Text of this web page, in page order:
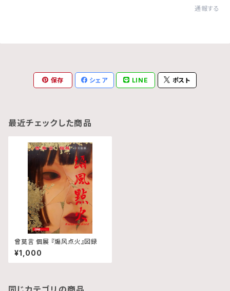
通報する
保存 シェア LINE ポスト
最近チェックした商品
曾莫言 個展 『煽风点火』図録
¥1,000